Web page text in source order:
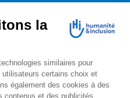
Sainte-Catherine Ouest -
3V4 Montréal